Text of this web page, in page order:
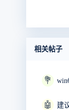
相关帖子
💐
🤖 建